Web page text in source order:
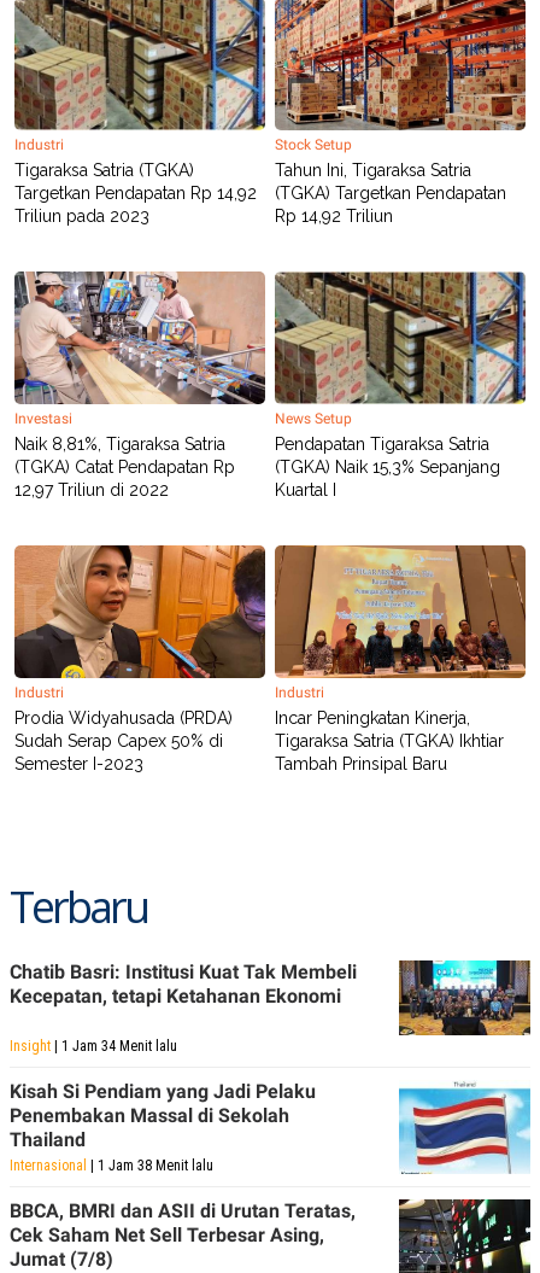
RT
I
S
I
N
G
K
M
E
D
.
I
D
SITEMAPPROFILETERM
USE
PEDOMAN
PEMBERITAAN
POLICY
Industri
Tigaraksa Satria (TGKA)
Targetkan Pendapatan Rp 14,92
Triliun pada 2023
Stock Setup
Tahun Ini, Tigaraksa Satria
(TGKA) Targetkan Pendapatan
Rp 14,92 Triliun
Investasi
Naik 8,81%, Tigaraksa Satria
(TGKA) Catat Pendapatan Rp
12,97 Triliun di 2022
News Setup
Pendapatan Tigaraksa Satria
(TGKA) Naik 15,3% Sepanjang
Kuartal I
Industri
Prodia Widyahusada (PRDA)
Sudah Serap Capex 50% di
Semester I-2023
Industri
Incar Peningkatan Kinerja,
Tigaraksa Satria (TGKA) Ikhtiar
Tambah Prinsipal Baru
Terbaru
Chatib Basri: Institusi Kuat Tak Membeli
Kecepatan, tetapi Ketahanan Ekonomi
Insight | 1 Jam 34 Menit lalu
Kisah Si Pendiam yang Jadi Pelaku
Penembakan Massal di Sekolah
Thailand
Internasional | 1 Jam 38 Menit lalu
BBCA, BMRI dan ASII di Urutan Teratas,
Cek Saham Net Sell Terbesar Asing,
Jumat (7/8)